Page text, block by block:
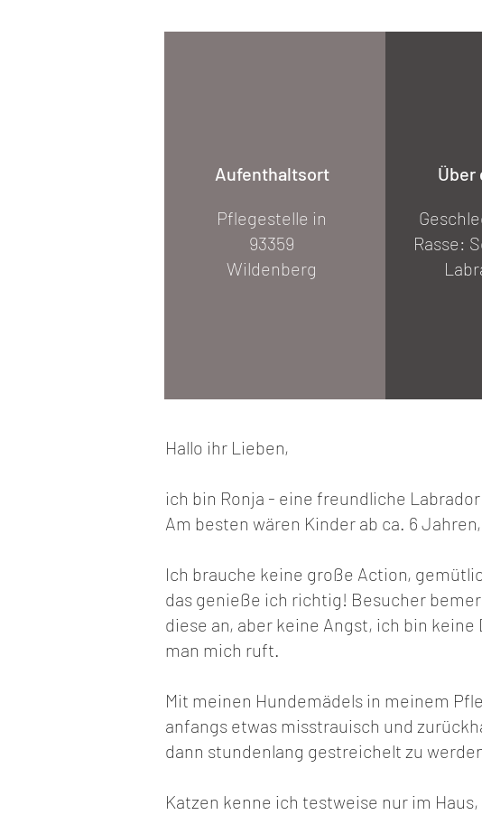
Aufenthaltsort
Pflegestelle in
93359
Wildenberg
Über
Rasse:
Hallo ihr Lieben,
ich bin Ronja - eine freundliche
Am besten wären Kinder ab ca. 6
Ich brauche keine große Action,
das genieße ich richtig! Besucher
diese an, aber keine Angst, ich bin
man mich ruft.
Mit meinen Hundemädels in meinem
anfangs etwas misstrauisch und
dann stundenlang gestreichelt zu
Katzen kenne ich testweise nur im